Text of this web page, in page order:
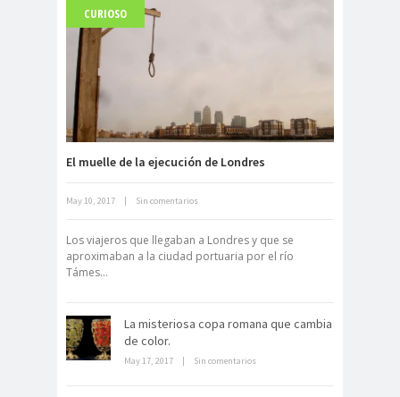
Fuerte abandonado del siglo XIX
ciencia para triunfar en el comercio
electrónico
CURIOSO
El muelle de la ejecución de Londres
May 10, 2017 | Sin comentarios
Los viajeros que llegaban a Londres y que se
aproximaban a la ciudad portuaria por el río
Támes...
La misteriosa copa romana que cambia
de color.
May 17, 2017 | Sin comentarios